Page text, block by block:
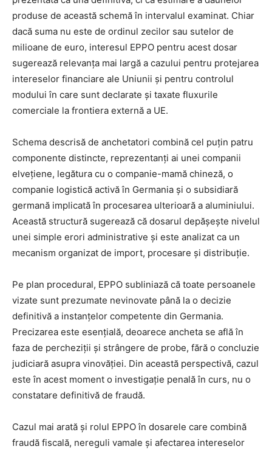
produse de această schemă în intervalul examinat. Chiar
dacă suma nu este de ordinul zecilor sau sutelor de
milioane de euro, interesul EPPO pentru acest dosar
sugerează relevanța mai largă a cazului pentru protejarea
intereselor financiare ale Uniunii și pentru controlul
modului în care sunt declarate și taxate fluxurile
comerciale la frontiera externă a UE.
Schema descrisă de anchetatori combină cel puțin patru
componente distincte, reprezentanți ai unei companii
elvețiene, legătura cu o companie-mamă chineză, o
companie logistică activă în Germania și o subsidiară
germană implicată în procesarea ulterioară a aluminiului.
Această structură sugerează că dosarul depășește nivelul
unei simple erori administrative și este analizat ca un
mecanism organizat de import, procesare și distribuție.
Pe plan procedural, EPPO subliniază că toate persoanele
vizate sunt prezumate nevinovate până la o decizie
definitivă a instanțelor competente din Germania.
Precizarea este esențială, deoarece ancheta se află în
faza de percheziții și strângere de probe, fără o concluzie
judiciară asupra vinovăției. Din această perspectivă, cazul
este în acest moment o investigație penală în curs, nu o
constatare definitivă de fraudă.
Cazul mai arată și rolul EPPO în dosarele care combină
fraudă fiscală, nereguli vamale și afectarea intereselor